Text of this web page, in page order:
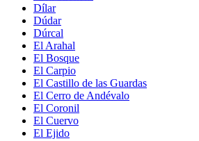
Dílar
Dúdar
Dúrcal
El Arahal
El Bosque
El Carpio
El Castillo de las Guardas
El Cerro de Andévalo
El Coronil
El Cuervo
El Ejido